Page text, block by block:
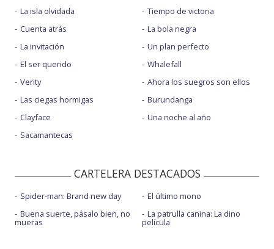
La isla olvidada
Cuenta atrás
La invitación
El ser querido
Verity
Las ciegas hormigas
Clayface
Sacamantecas
Tiempo de victoria
La bola negra
Un plan perfecto
Whalefall
Ahora los suegros son ellos
Burundanga
Una noche al año
CARTELERA DESTACADOS
Spider-man: Brand new day
Buena suerte, pásalo bien, no
mueras
El último mono
La patrulla canina: La dino
película